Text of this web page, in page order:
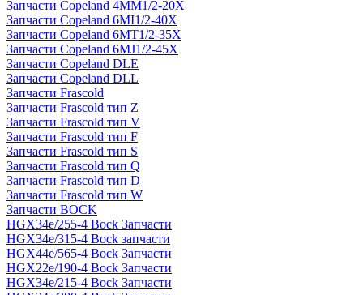
Запчасти Copeland 4MM1/2-20X
Запчасти Copeland 6MI1/2-40X
Запчасти Copeland 6MT1/2-35X
Запчасти Copeland 6MJ1/2-45X
Запчасти Copeland DLE
Запчасти Copeland DLL
Запчасти Frascold
Запчасти Frascold тип Z
Запчасти Frascold тип V
Запчасти Frascold тип F
Запчасти Frascold тип S
Запчасти Frascold тип Q
Запчасти Frascold тип D
Запчасти Frascold тип W
Запчасти BOCK
HGX34e/255-4 Bock Запчасти
HGX34e/315-4 Bock запчасти
HGX44e/565-4 Bock Запчасти
HGX22e/190-4 Bock Запчасти
HGX34e/215-4 Bock Запчасти